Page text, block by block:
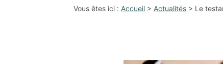
Vous êtes ici : Accueil> Actualités> Le